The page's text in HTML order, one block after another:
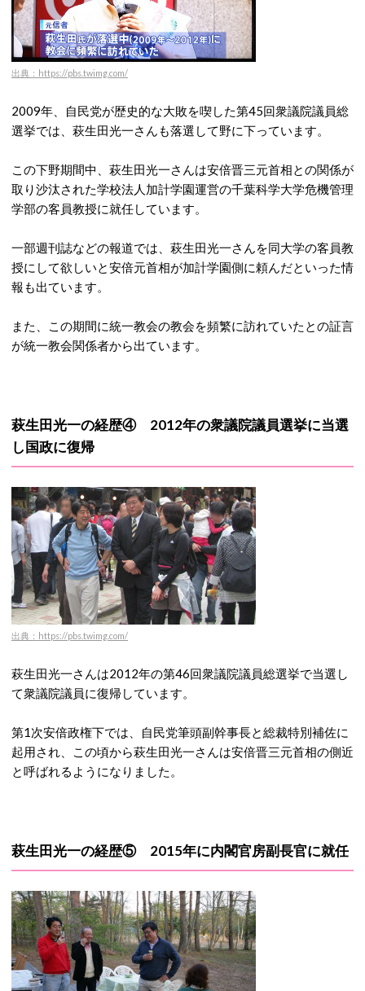
出典：https://pbs.twimg.com/
2009年、自民党が歴史的な大敗を喫した第45回衆議院議員総
選挙では、萩生田光一さんも落選して野に下っています。
この下野期間中、萩生田光一さんは安倍晋三元首相との関係が
取り沙汰された学校法人加計学園運営の千葉科学大学危機管理
学部の客員教授に就任しています。
一部週刊誌などの報道では、萩生田光一さんを同大学の客員教
授にして欲しいと安倍元首相が加計学園側に頼んだといった情
報も出ています。
また、この期間に統一教会の教会を頻繁に訪れていたとの証言
が統一教会関係者から出ています。
萩生田光一の経歴④ 2012年の衆議院議員選挙に当選
し国政に復帰
出典：https://pbs.twimg.com/
萩生田光一さんは2012年の第46回衆議院議員総選挙で当選し
て衆議院議員に復帰しています。
第1次安倍政権下では、自民党筆頭副幹事長と総裁特別補佐に
起用され、この頃から萩生田光一さんは安倍晋三元首相の側近
と呼ばれるようになりました。
萩生田光一の経歴⑤ 2015年に内閣官房副長官に就任